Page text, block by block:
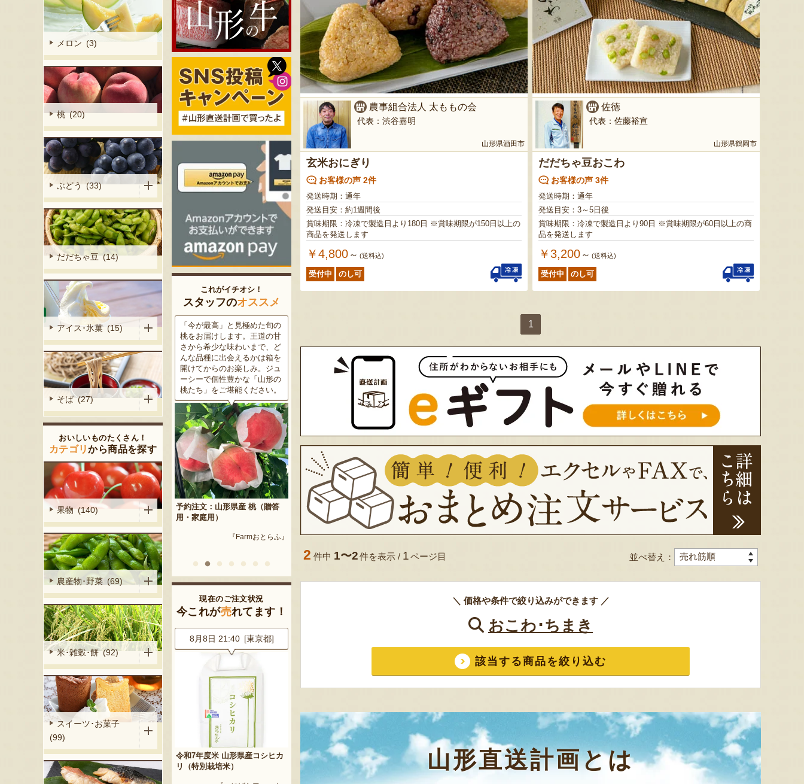
農事組合法人 太ももの会
山形県酒田市
代表：渋谷嘉明
玄米おにぎり
お客様の声 2件
発送時期：通年
発送目安：約1週間後
賞味期限：冷凍で製造日より180日 ※賞味期限が150日以上の
商品を発送します
￥4,800 ～ (送料込)
受付中 のし可
佐徳
山形県鶴岡市
代表：佐藤裕宣
だだちゃ豆おこわ
お客様の声 3件
発送時期：通年
発送目安：3～5日後
賞味期限：冷凍で製造日より90日 ※賞味期限が60日以上の商
品を発送します
￥3,200 ～ (送料込)
受付中 のし可
1
2 件中 1〜2件を表示 / 1ページ目 並べ替え：
＼ 価格や条件で絞り込みができます ／
おこわ･ちまき
該当する商品を絞り込む
山形直送計画とは
メロン (3)
桃 (20)
ぶどう (33)
だだちゃ豆 (14)
アイス･氷菓 (15)
そば (27)
おいしいものたくさん！
カテゴリから商品を探す
果物 (140)
農産物･野菜 (69)
米･雑穀･餅 (92)
スイーツ･お菓子
(99)
これがイチオシ！
スタッフのオススメ
フデザイン』
「今が最高」と見極めた旬の
桃をお届けします。王道の甘
さから希少な味わいまで、ど
んな品種に出会えるかは箱を
開けてからのお楽しみ。ジュ
ーシーで個性豊かな「山形の
桃たち」をご堪能ください。
予約注文：山形県産 桃（贈答
用・家庭用）
『Farmおとらふ』
米沢牛は、非常に厳しい条件
をクリアした最高級のブラン
ド牛。美しいサシ・きめ細か
な肉質・とろける食感・濃厚
な旨味、すべてが抜群です。
高級感のある黒化粧箱入りの
ため、大切な人への贈り物に
どうぞ！
米沢牛
『肉匠えんどう』
の「米ぬか」から作られた食
用油。油特有の臭いやクセが
なく、食材の美味しさを引き
立てます。一度使えば、毎日
使いたくなること間違いなし
まいにちのこめ油
『三和油脂株式会社』
はなく、美味しさや食感を重
視した「中玉」にこだわって
栽培しています。「陽夏妃」
や「川中島白桃」など、その
時期に旬の品種をお届けしま
す。
予約注文：山形県産 桃（贈答
っと詰まった「ミックスゼリ
ー」。色をテーマに、素材の
組み合わせやカットの仕方に
もこだわりました。箱を開け
た瞬間に笑顔になれるゼリー
は、大切な方への贈り物にも
最適。
ミックスゼリー
『たかはたファーム』
の」。存在感のある大きさ
甘みが特徴。朝採りをその日
まにお届けします。
予約注文：山形県産トウモロコ
シ「おおもの」
『長岡ファーム』
現在のご注文状況
今これが売れてます！
松月堂布川』
8月8日 21:40 [東京都]
令和7年度米 山形県産コシヒカ
リ（特別栽培米）
8月8日 20:42 [兵庫県]
山形県産 尾花沢スイカ 大玉
「羅皇ザ・スウィート」
山形県産 尾花沢スイカ 大玉
「羅皇ザ・スウィート」
山形県産りんご 紅玉りんごのアップルパイ
令和7年度米 山形県産コシヒカ
リ（特別栽培米）